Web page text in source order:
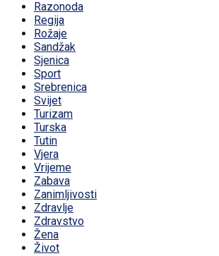
Razonoda
Regija
Rožaje
Sandžak
Sjenica
Sport
Srebrenica
Svijet
Turizam
Turska
Tutin
Vjera
Vrijeme
Zabava
Zanimljivosti
Zdravlje
Zdravstvo
Žena
Život